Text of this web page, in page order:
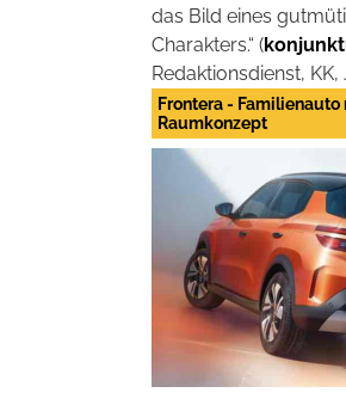
das Bild eines
Charakters.“ (
Redaktionsdienst, KK,
Frontera -
Raumkonzept